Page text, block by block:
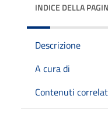
INDICE DELLA
Descrizione
A cura di
Contenuti